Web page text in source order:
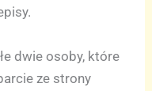
dwie osoby, które
ze strony